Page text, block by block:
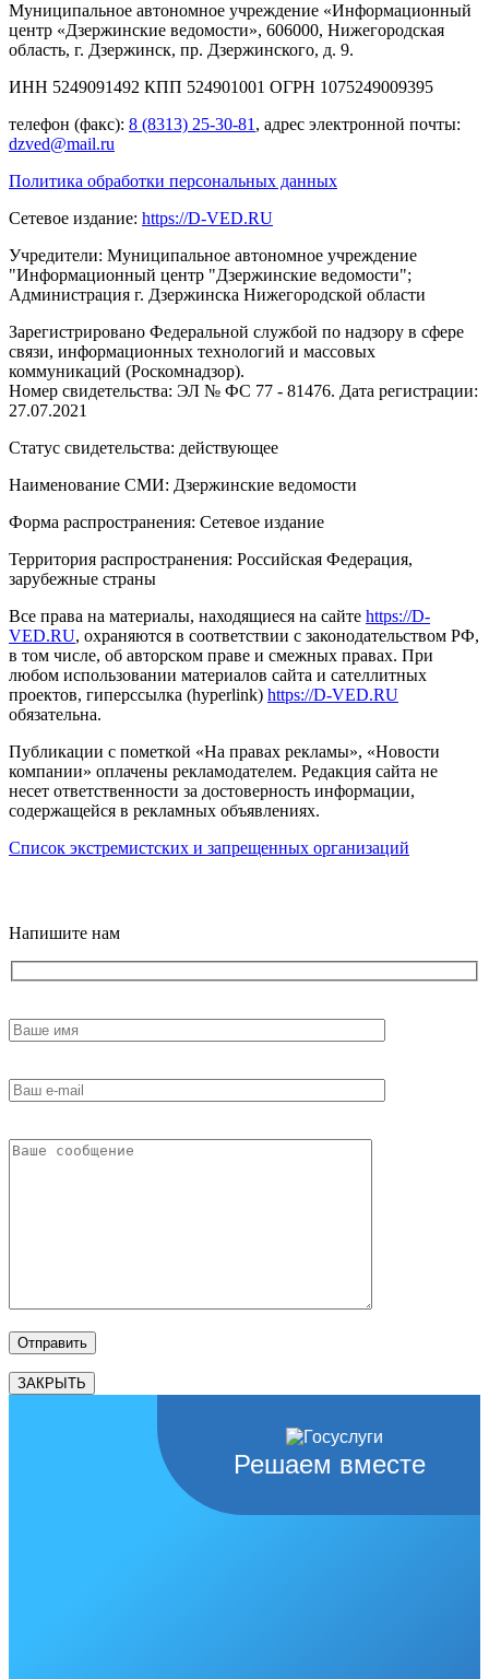
Муниципальное автономное учреждение «Информационный
центр «Дзержинские ведомости», 606000, Нижегородская
область, г. Дзержинск, пр. Дзержинского, д. 9.
ИНН 5249091492 КПП 524901001 ОГРН 1075249009395
телефон (факс): 8 (8313) 25-30-81 , адрес электронной почты:
dzved@mail.ru
Политика обработки персональных данных
Сетевое издание: https://D-VED.RU
Учредители: Муниципальное автономное учреждение
"Информационный центр "Дзержинские ведомости";
Администрация г. Дзержинска Нижегородской области
Зарегистрировано Федеральной службой по надзору в сфере
связи, информационных технологий и массовых
коммуникаций (Роскомнадзор).
Номер свидетельства: ЭЛ № ФС 77 - 81476. Дата регистрации:
27.07.2021
Статус свидетельства: действующее
Наименование СМИ: Дзержинские ведомости
Форма распространения: Сетевое издание
Территория распространения: Российская Федерация,
зарубежные страны
Все права на материалы, находящиеся на сайте https://D-
VED.RU, охраняются в соответствии с законодательством РФ,
в том числе, об авторском праве и смежных правах. При
любом использовании материалов сайта и сателлитных
проектов, гиперссылка (hyperlink) https://D-VED.RU
обязательна.
Публикации с пометкой «На правах рекламы», «Новости
компании» оплачены рекламодателем. Редакция сайта не
несет ответственности за достоверность информации,
содержащейся в рекламных объявлениях.
Список экстремистских и запрещенных организаций
Напишите нам
ЗАКРЫТЬ
Решаем вместе